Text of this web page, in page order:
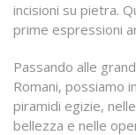
incisioni su pietra.
prime espressioni
Passando alle
Romani, possiamo
piramidi egizie,
bellezza e nelle